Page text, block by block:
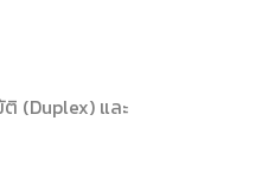
(Duplex) และ